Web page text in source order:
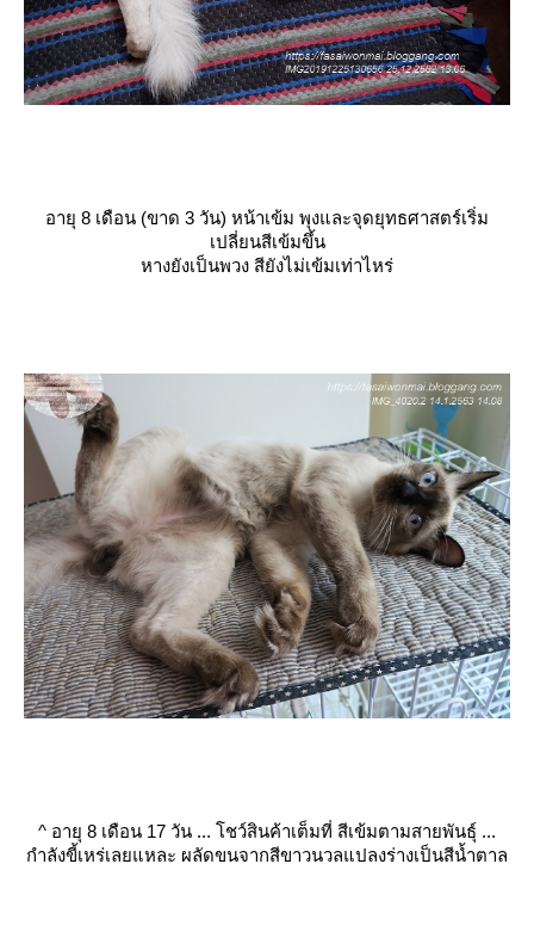
อายุ 8 เดือน (ขาด 3 วัน) หน้าเข้ม พุงและจุดยุทธศาสตร์เริ่ม
เปลี่ยนสีเข้มขึ้น
หางยังเป็นพวง สียังไม่เข้มเท่าไหร่
^ อายุ 8 เดือน 17 วัน ... โชว์สินค้าเต็มที่ สีเข้มตามสายพันธุ์ ...
กำลังขี้เหร่เลยแหละ ผลัดขนจากสีขาวนวลแปลงร่างเป็นสีน้ำตาล